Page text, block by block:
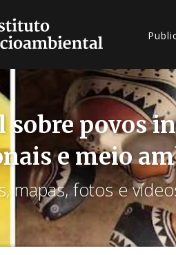
povos
e meio
mapas, fotos e